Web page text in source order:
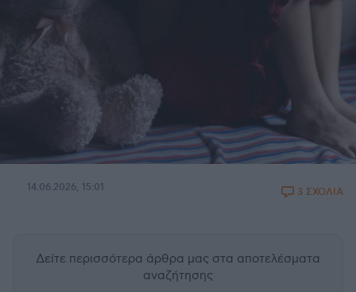
14.06.2026, 15:01 3 ΣΧΟΛΙΑ
Δείτε περισσότερα άρθρα μας στα αποτελέσματα
αναζήτησης